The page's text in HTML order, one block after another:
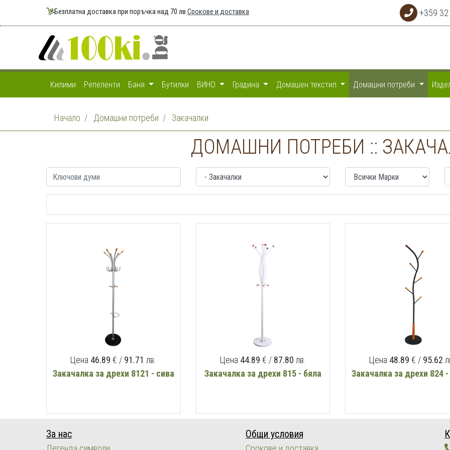
Безплатна доставка при поръчка над 70 лв.Срокове и доставка +359
Килими Репеленти Баня Бутилки ВИНО Градина Домашен текстил Домашни потреби
Начало Домашни потреби Закачалки
ДОМАШНИ ПОТРЕБИ ::
Цена 46.89 € / 91.71 лв.
Закачалка за дрехи 8121 - сива
Цена 44.89 € / 87.80 лв.
Закачалка за дрехи 815 - бяла
Цена 48.89 € / 95.62
Закачалка за дрехи 824
За нас Общи условия